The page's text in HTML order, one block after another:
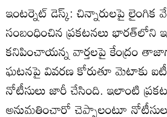
ఇంటర్నెట్ డెస్క్: చిన్నారులపై లైంగిక
సంబంధించిన ప్రకటనలు భారత్‌లోని
కనిపించాయన్న వార్తలపై కేంద్రం
ఘటనపై వివరణ కోరుతూ మెటాకు
నోటీసులు జారీ చేసింది. ఇలాంటి
అనుమతించారో చెప్పాలంటూ